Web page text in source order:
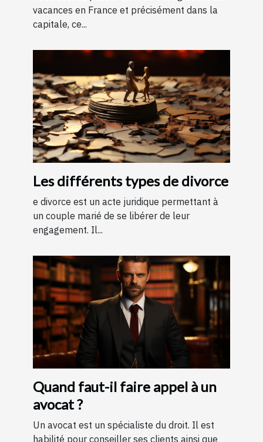
vacances en France et précisément dans la
capitale, ce...
Les différents types de divorce
e divorce est un acte juridique permettant à
un couple marié de se libérer de leur
engagement. Il...
Quand faut-il faire appel à un
avocat ?
Un avocat est un spécialiste du droit. Il est
habilité pour conseiller ses clients ainsi que